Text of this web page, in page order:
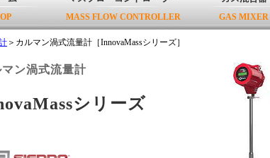
MASS FLOW CONTROLLER GAS MIXER
＞カルマン渦式流量計［InnovaMassシリーズ］
マン渦式流量計
シリーズ